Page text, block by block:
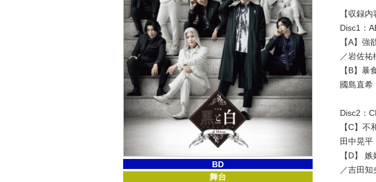
BD
舞台
【収録内
Disc1：
【A】
／岩佐祐
【B】
國島直希
Disc2：
【C】
田中晃平
【D】
／吉田知